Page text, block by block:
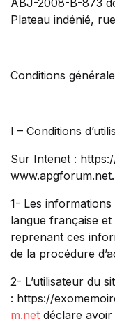
ABJ-2008-B-873
Plateau indénié,
Conditions
I – Conditions
Sur Intenet :
www.apgforum.net.
1- Les
langue française et
reprenant ces
de la procédure
2- L’utilisateur du
: https://
m.net déclare avoir